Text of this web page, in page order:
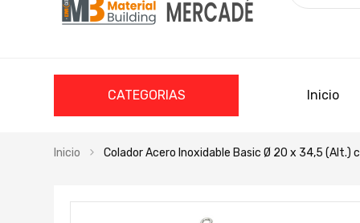
CATEGORIAS Inicio
Inicio Colador Acero Inoxidable Basic Ø 20 x 34,5 (Alt.)